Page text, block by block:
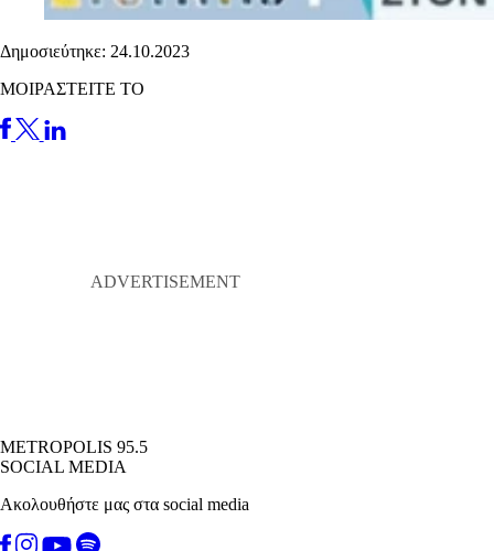
Δημοσιεύτηκε: 24.10.2023
ΜΟΙΡΑΣΤΕΙΤΕ ΤΟ
METROPOLIS 95.5
SOCIAL MEDIA
Ακολουθήστε μας στα social media